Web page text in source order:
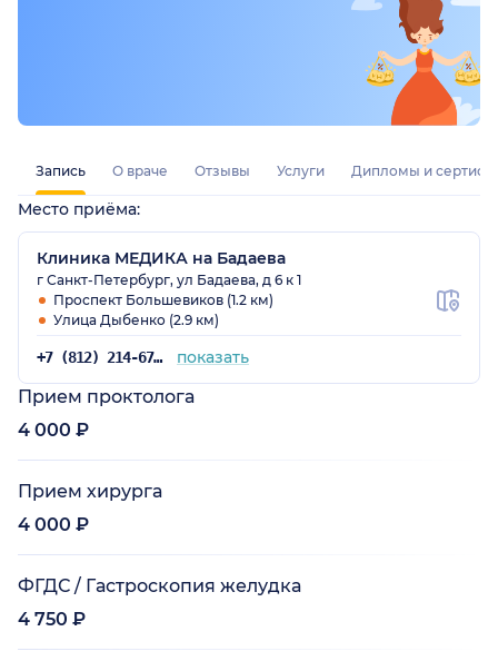
Запись О враче Отзывы Услуги Дипломы и
Место приёма:
Клиника МЕДИКА на Бадаева
г Санкт-Петербург, ул Бадаева, д 6 к 1
Проспект Большевиков (1.2 км)
Улица Дыбенко (2.9 км)
+7 (812) 214-67-27 показать
Прием проктолога
4 000 ₽
Прием хирурга
4 000 ₽
ФГДС / Гастроскопия желудка
4 750 ₽
положительные) смело бы рекомендовала всем